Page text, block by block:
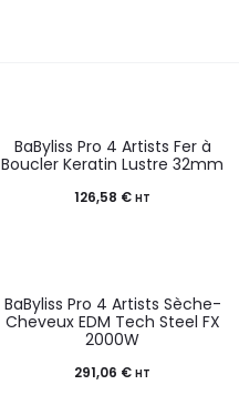
BaByliss Pro 4 Artists Fer à
Boucler Keratin Lustre 32mm
126,58 € HT
BaByliss Pro 4 Artists Sèche-
Cheveux EDM Tech Steel FX
2000W
291,06 € HT